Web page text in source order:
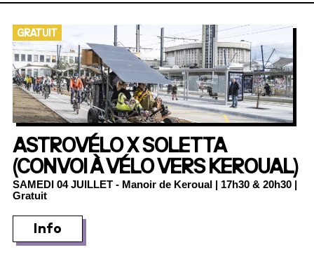
GRATUIT
ASTROVÉLO X SOLETTA
(CONVOI À VÉLO VERS KEROUAL)
SAMEDI 04 JUILLET - Manoir de Keroual | 17h30 & 20h30 |
Gratuit
Info